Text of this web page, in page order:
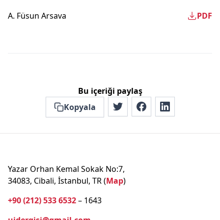
A. Füsun Arsava PDF
Bu içeriği paylaş
Kopyala
Yazar Orhan Kemal Sokak No:7,
34083, Cibali, İstanbul, TR (Map)
+90 (212) 533 6532– 1643